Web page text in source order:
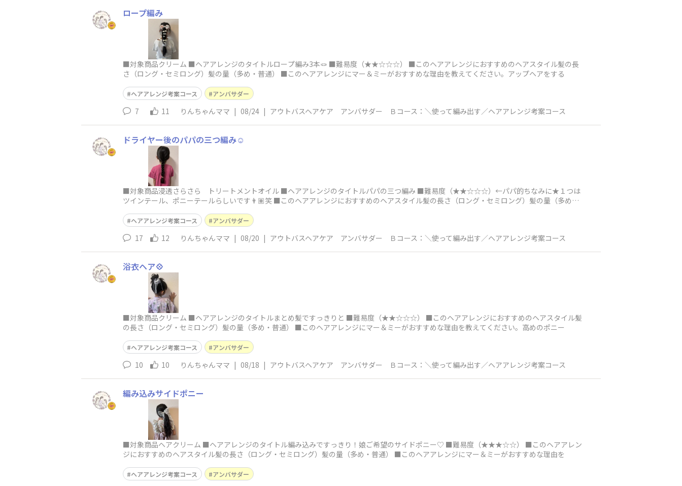
ロープ編み
■対象商品クリーム ■ヘアアレンジのタイトルロープ編み3本🪢 ■難易度（★★☆☆☆） ■このヘアアレンジにおすすめのヘアスタイル髪の長
さ（ロング・セミロング）髪の量（多め・普通） ■このヘアアレンジにマー＆ミーがおすすめな理由を教えてください。アップヘアをする
ヘアアレンジ考案コース アンバサダー
7 11 りんちゃんママ | 08/24 | アウトバスヘアケア アンバサダー Ｂコース：＼使って編み出す／ヘアアレンジ考案コース
ドライヤー後のパパの三つ編み☺️
■対象商品浸透さらさら トリートメントオイル ■ヘアアレンジのタイトルパパの三つ編み ■難易度（★★☆☆☆）←パパ的ちなみに★１つは
ツインテール、ポニーテールらしいです👨🏽笑 ■このヘアアレンジにおすすめのヘアスタイル髪の長さ（ロング・セミロング）髪の量（多め・
ヘアアレンジ考案コース アンバサダー
17 12 りんちゃんママ | 08/20 | アウトバスヘアケア アンバサダー Ｂコース：＼使って編み出す／ヘアアレンジ考案コース
浴衣ヘア💠
■対象商品クリーム ■ヘアアレンジのタイトルまとめ髪ですっきりと ■難易度（★★☆☆☆） ■このヘアアレンジにおすすめのヘアスタイル髪
の長さ（ロング・セミロング）髪の量（多め・普通） ■このヘアアレンジにマー＆ミーがおすすめな理由を教えてください。高めのポニー
ヘアアレンジ考案コース アンバサダー
10 10 りんちゃんママ | 08/18 | アウトバスヘアケア アンバサダー Ｂコース：＼使って編み出す／ヘアアレンジ考案コース
編み込みサイドポニー
■対象商品ヘアクリーム ■ヘアアレンジのタイトル編み込みですっきり！娘ご希望のサイドポニー♡ ■難易度（★★★☆☆） ■このヘアアレン
ジにおすすめのヘアスタイル髪の長さ（ロング・セミロング）髪の量（多め・普通） ■このヘアアレンジにマー＆ミーがおすすめな理由を
ヘアアレンジ考案コース アンバサダー